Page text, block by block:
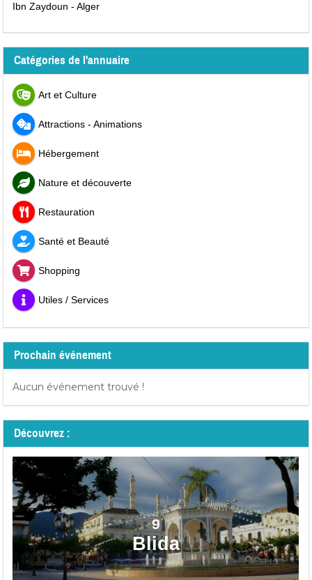
Ibn Zaydoun - Alger
Catégories de l'annuaire
Art et Culture
Attractions - Animations
Hébergement
Nature et découverte
Restauration
Santé et Beauté
Shopping
Utiles / Services
Prochain événement
Aucun événement trouvé !
Découvrez :
9
Blida